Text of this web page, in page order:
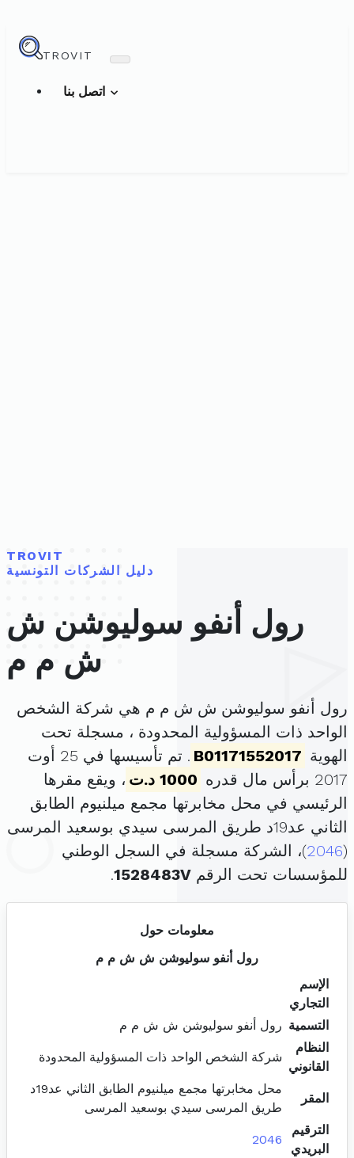
TROVIT
TROVIT
دليل الشركات التونسية
رول أنفو سوليوشن ش
ش م م
رول أنفو سوليوشن ش ش م م هي شركة الشخص
الواحد ذات المسؤولية المحدودة ، مسجلة تحت
الهوية B01171552017
. تم تأسيسها في 25 أوت
2017 برأس مال قدره
1000 د.ت
، ويقع مقرها
الرئيسي في محل مخابرتها مجمع ميلنيوم الطابق
الثاني عد19د طريق المرسى سيدي بوسعيد المرسى
(
2046)، الشركة مسجلة في السجل الوطني
للمؤسسات تحت الرقم 1528483V
.
معلومات حول
رول أنفو سوليوشن ش ش م م
الإسم
التجاري
التسمية رول أنفو سوليوشن ش ش م م
النظام
القانوني
شركة الشخص الواحد ذات المسؤولية المحدودة
المقر
محل مخابرتها مجمع ميلنيوم الطابق الثاني عد19د
طريق المرسى سيدي بوسعيد المرسى
الترقيم
البريدي
2046